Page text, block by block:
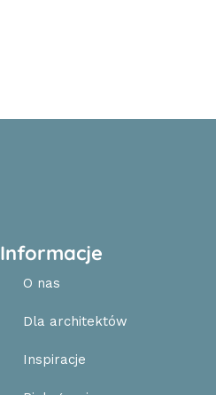
Informacje
O nas
Dla architektów
Inspiracje